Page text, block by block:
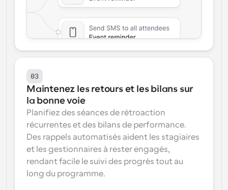
03
Maintenez les retours et les bilans sur
la bonne voie
Planifiez des séances de rétroaction
récurrentes et des bilans de performance.
Des rappels automatisés aident les stagiaires
et les gestionnaires à rester engagés,
rendant facile le suivi des progrès tout au
long du programme.